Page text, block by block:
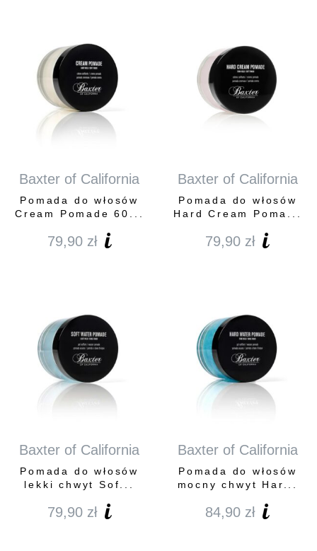
Baxter of California
Pomada do włosów
Cream Pomade 60...
79,90 zł
Baxter of California
Pomada do włosów
Hard Cream Poma...
79,90 zł
Baxter of California
Pomada do włosów
lekki chwyt Sof...
79,90 zł
Baxter of California
Pomada do włosów
mocny chwyt Har...
84,90 zł